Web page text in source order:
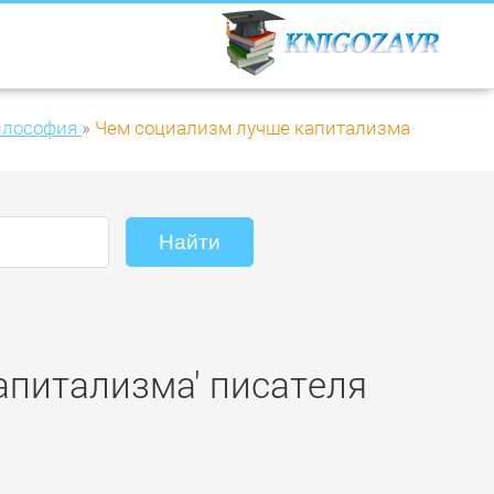
» Чем социализм лучше капитализма
писателя